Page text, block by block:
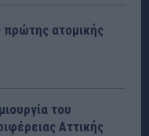
ατομικής
του
Αττικής